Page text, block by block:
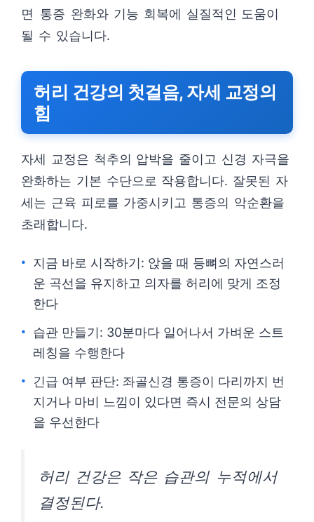
면 통증 완화와 기능 회복에 실질적인 도움이
될 수 있습니다.
허리 건강의 첫걸음, 자세 교정의
힘
자세 교정은 척추의 압박을 줄이고 신경 자극을
완화하는 기본 수단으로 작용합니다. 잘못된 자
세는 근육 피로를 가중시키고 통증의 악순환을
초래합니다.
지금 바로 시작하기: 앉을 때 등뼈의 자연스러
운 곡선을 유지하고 의자를 허리에 맞게 조정
한다
습관 만들기: 30분마다 일어나서 가벼운 스트
레칭을 수행한다
긴급 여부 판단: 좌골신경 통증이 다리까지 번
지거나 마비 느낌이 있다면 즉시 전문의 상담
을 우선한다
허리 건강은 작은 습관의 누적에서
결정된다.